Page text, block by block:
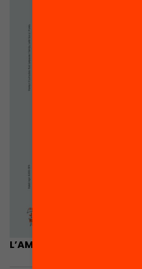
L’AMPA és escola. Pòster A3